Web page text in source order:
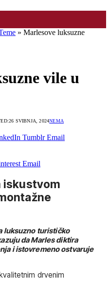
» Marlesove luksuzne
vile u
26 SVIBNJA, 2024NEMA
Tumblr Email
Email
iskustvom
luksuzno turističko
da Marles diktira
i istovremeno ostvaruje
drvenim